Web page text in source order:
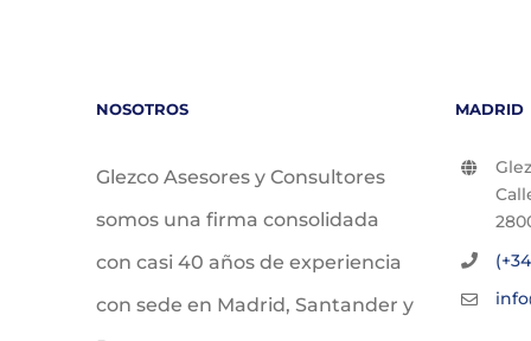
NOSOTROS
Glezco Asesores y Consultores
somos una firma consolidada
con casi 40 años de experiencia
con sede en Madrid, Santander y
MADRID